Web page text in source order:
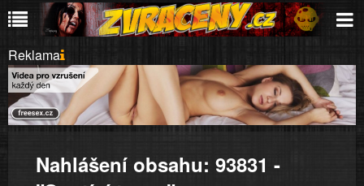
Reklama
Nahlášení obsahu: 93831 -